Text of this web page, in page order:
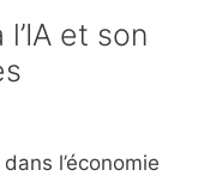
et son
l’économie